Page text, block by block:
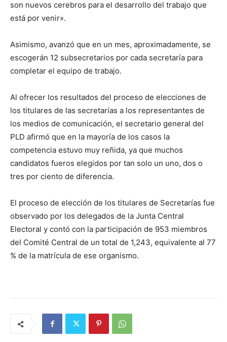
son nuevos cerebros para el desarrollo del trabajo que
está por venir».
Asimismo, avanzó que en un mes, aproximadamente, se
escogerán 12 subsecretarios por cada secretaría para
completar el equipo de trabajo.
Al ofrecer los resultados del proceso de elecciones de
los titulares de las secretarías a los representantes de
los medios de comunicación, el secretario general del
PLD afirmó que en la mayoría de los casos la
competencia estuvo muy reñida, ya que muchos
candidatos fueros elegidos por tan solo un uno, dos o
tres por ciento de diferencia.
El proceso de elección de los titulares de Secretarías fue
observado por los delegados de la Junta Central
Electoral y contó con la participación de 953 miembros
del Comité Central de un total de 1,243, equivalente al 77
% de la matrícula de ese organismo.